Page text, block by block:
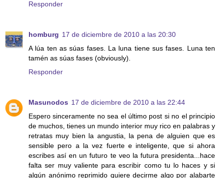
Responder
homburg 17 de diciembre de 2010 a las 20:30
A lúa ten as súas fases. La luna tiene sus fases. Luna ten
tamén as súas fases (obviously).
Responder
Masunodos 17 de diciembre de 2010 a las 22:44
Espero sinceramente no sea el último post si no el principio
de muchos, tienes un mundo interior muy rico en palabras y
retratas muy bien la angustia, la pena de alguien que es
sensible pero a la vez fuerte e inteligente, que si ahora
escribes así en un futuro te veo la futura presidenta...hace
falta ser muy valiente para escribir como tu lo haces y si
algún anónimo reprimido quiere decirme algo por alabarte